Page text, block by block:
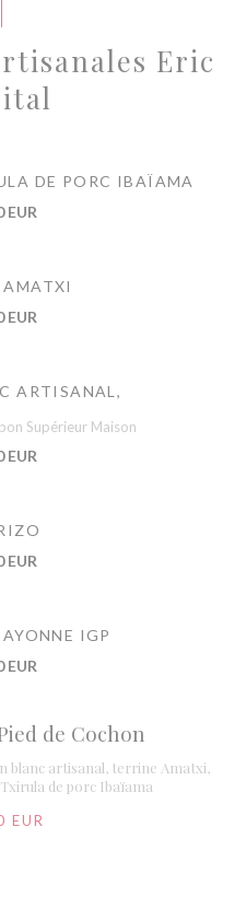
Eric
DE PORC IBAÏAMA
EUR
AMATXI
EUR
ARTISANAL,
Supérieur Maison
EUR
EUR
IGP
EUR
de Cochon
blanc artisanal, terrine Amatxi,
de porc Ibaïama
EUR